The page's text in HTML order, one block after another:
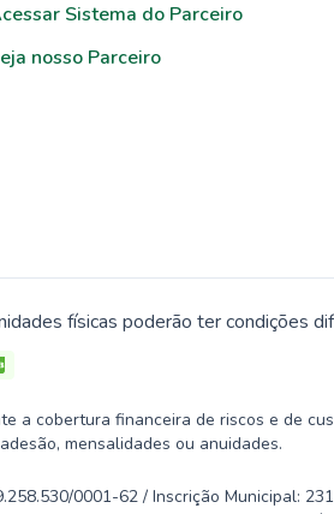
Sistema do Parceiro
nosso Parceiro
físicas poderão ter condições
a cobertura financeira de riscos e de
mensalidades ou anuidades.
0001-62 / Inscrição Municipal: